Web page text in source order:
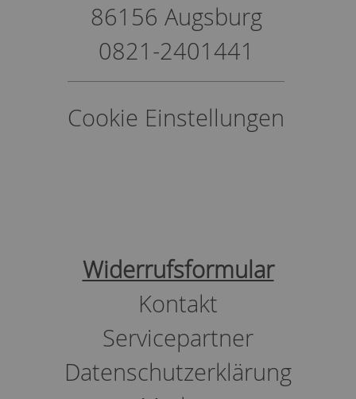
86156 Augsburg
0821-2401441
Cookie Einstellungen
Widerrufsformular
Kontakt
Servicepartner
Datenschutzerklärung